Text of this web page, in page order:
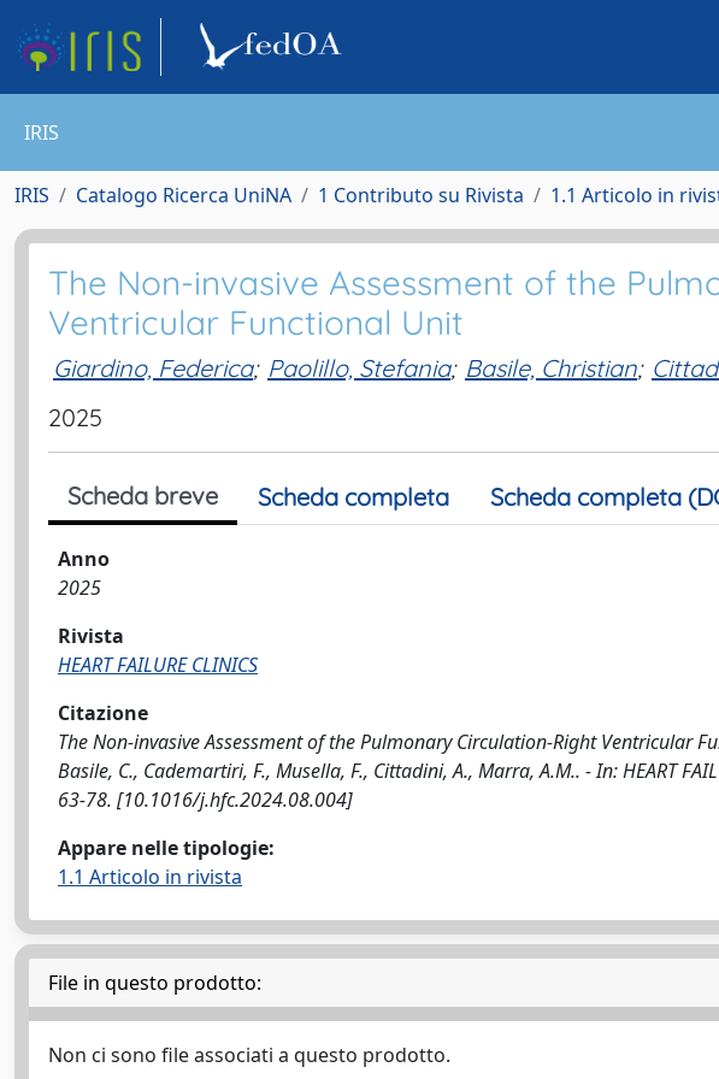
IRIS
IRIS Catalogo Ricerca UniNA 1 Contributo su Rivista 1.1 Articolo in
The Non-invasive Assessment of the
Ventricular Functional Unit
Giardino, Federica; Paolillo, Stefania; Basile, Christian;
2025
Scheda breve Scheda completa Scheda completa
Anno
2025
Rivista
HEART FAILURE CLINICS
Citazione
The Non-invasive Assessment of the Pulmonary Circulation-Right Ventricular
Basile, C., Cademartiri, F., Musella, F., Cittadini, A., Marra, A.M.. - In: HEART
63-78. [10.1016/j.hfc.2024.08.004]
Appare nelle tipologie:
1.1 Articolo in rivista
File in questo prodotto:
Non ci sono file associati a questo prodotto.